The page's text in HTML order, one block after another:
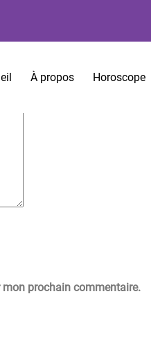
À propos Horoscope
avec
prochain commentaire.